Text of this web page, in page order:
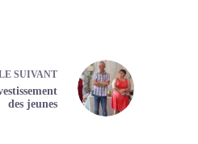
SUIVANT
des jeunes